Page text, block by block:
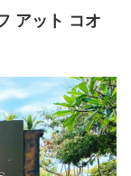
アット コオ